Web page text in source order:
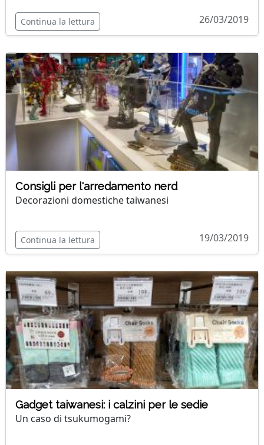
Continua la lettura 26/03/2019
Consigli per l'arredamento nerd
Decorazioni domestiche taiwanesi
Continua la lettura 19/03/2019
Gadget taiwanesi: i calzini per le sedie
Un caso di tsukumogami?